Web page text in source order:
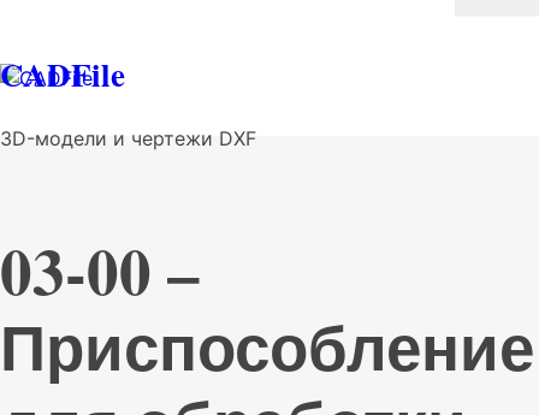
CADFile
3D-модели и чертежи DXF
03-00 –
Приспособление